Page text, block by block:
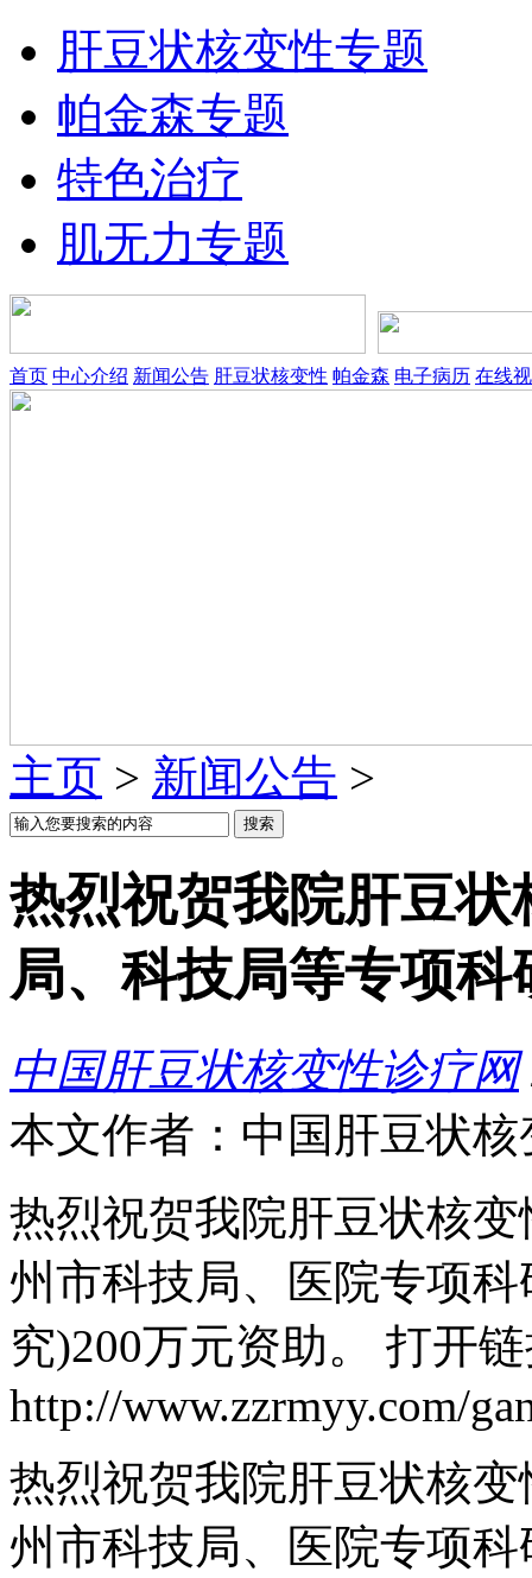
肝豆状核变性专题
帕金森专题
特色治疗
肌无力专题
首页 中心介绍 新闻公告 肝豆状核变性 帕金森 电子病历 在线
主页 > 新闻公告 >
热烈祝贺我院肝豆
局、科技局等专项科
中国肝豆状核变性诊疗网
本文作者：中国肝豆状
热烈祝贺我院肝豆状核
州市科技局、医院专项
究)200万元资助。 打开
http://www.zzrmyy.com/
热烈祝贺我院肝豆状核
州市科技局、医院专项